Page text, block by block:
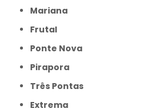
Mariana
Frutal
Ponte Nova
Pirapora
Três Pontas
Extrema